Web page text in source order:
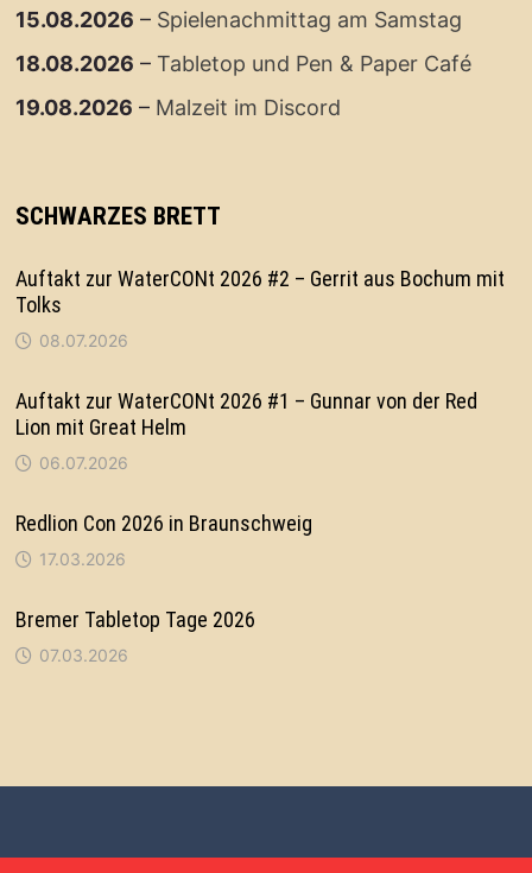
15.08.2026 – Spielenachmittag am Samstag
18.08.2026 – Tabletop und Pen & Paper Café
19.08.2026 – Malzeit im Discord
SCHWARZES BRETT
Auftakt zur WaterCONt 2026 #2 – Gerrit aus Bochum mit
Tolks
08.07.2026
Auftakt zur WaterCONt 2026 #1 – Gunnar von der Red
Lion mit Great Helm
06.07.2026
Redlion Con 2026 in Braunschweig
17.03.2026
Bremer Tabletop Tage 2026
07.03.2026